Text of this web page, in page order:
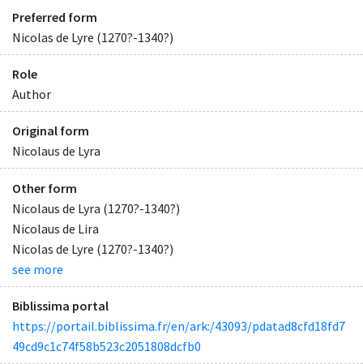
Preferred form
Nicolas de Lyre (1270?-1340?)
Role
Author
Original form
Nicolaus de Lyra
Other form
Nicolaus de Lyra (1270?-1340?)
Nicolaus de Lira
Nicolas de Lyre (1270?-1340?)
see more
Biblissima portal
https://portail.biblissima.fr/en/ark:/43093/pdatad8cfd18fd7
49cd9c1c74f58b523c2051808dcfb0